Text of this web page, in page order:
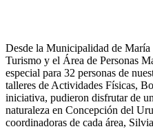
Desde la Municipalidad de María
Turismo y el Área de Personas
especial para 32 personas de
talleres de Actividades Físicas,
iniciativa, pudieron disfrutar de
naturaleza en Concepción del
coordinadoras de cada área,